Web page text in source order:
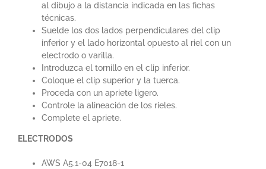
al dibujo a la distancia indicada en las fichas
técnicas.
Suelde los dos lados perpendiculares del clip
inferior y el lado horizontal opuesto al riel con un
electrodo o varilla.
Introduzca el tornillo en el clip inferior.
Coloque el clip superior y la tuerca.
Proceda con un apriete ligero.
Controle la alineación de los rieles.
Complete el apriete.
ELECTRODOS
AWS A5.1-04 E7018-1